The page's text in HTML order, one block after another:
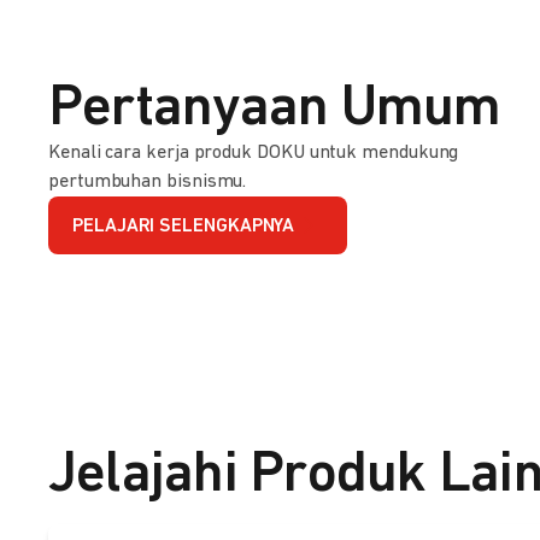
Pertanyaan Umum
Kenali cara kerja produk DOKU untuk mendukung
pertumbuhan bisnismu.
PELAJARI SELENGKAPNYA
Jelajahi Produk